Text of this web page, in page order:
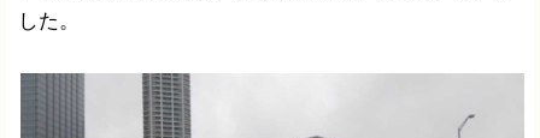
した。